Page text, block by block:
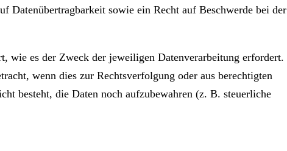
Datenübertragbarkeit sowie ein Recht auf Beschwerde bei der
wie es der Zweck der jeweiligen Datenverarbeitung erfordert.
wenn dies zur Rechtsverfolgung oder aus berechtigten
besteht, die Daten noch aufzubewahren (z. B. steuerliche